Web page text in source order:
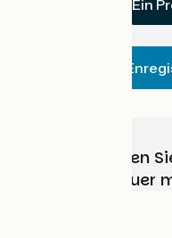
Ein
Wählen, bereiten
Ihr Radabenteuer